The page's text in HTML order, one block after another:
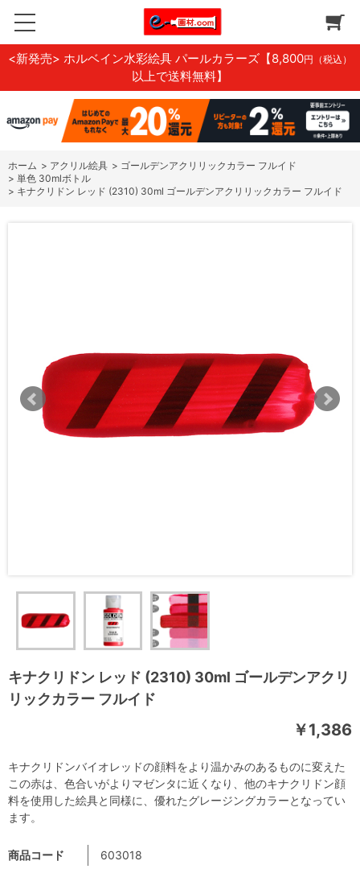
<新発売> ホルベイン水彩絵具 パールカラーズ 【8,800円（税込）
以上で送料無料】
ホーム > アクリル絵具 > ゴールデンアクリリックカラー フルイド
> 単色 30mlボトル
> キナクリドン レッド (2310) 30ml ゴールデンアクリリックカラー フルイド
キナクリドン レッド (2310) 30ml ゴールデンアクリ
リックカラー フルイド
￥1,386
商品コード 603018
キナクリドンバイオレッドの顔料をより温かみのあるものに変えた
この赤は、色合いがよりマゼンタに近くなり、他のキナクリドン顔
料を使用した絵具と同様に、優れたグレージングカラーとなってい
ます。